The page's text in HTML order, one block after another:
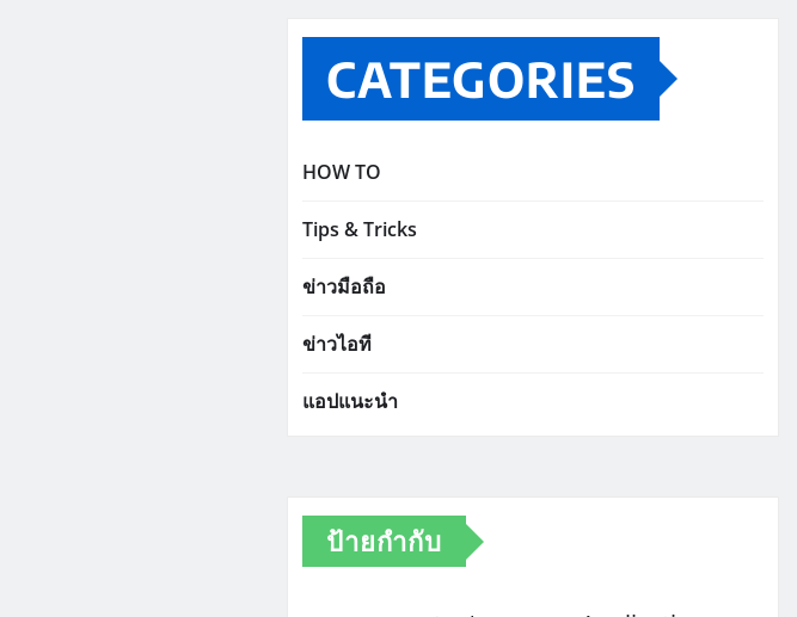
CATEGORIES
HOW TO
Tips & Tricks
ข่าวมือถือ
ข่าวไอที
แอปแนะนำ
ป้ายกำกับ